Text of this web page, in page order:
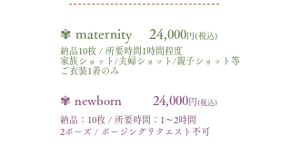
✾ maternity 24,000 円(税込)
納品10枚 / 所要時間1時間程度
家族ショット/夫婦ショット/親子ショット等
ご衣装1着のみ
✾ newborn 24,000 円​(税込)
納品：10枚 / 所要時間：1〜2時間
2ポーズ / ポージングリクエスト不可